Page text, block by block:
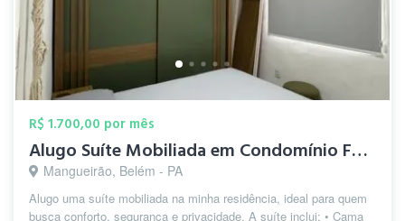
R$ 1.700,00 por mês
Alugo Suíte Mobiliada em Condomínio Fech...
Mangueirão, Belém - PA
Alugo uma suíte mobiliada na minha residência, ideal para quem
busca conforto, segurança e privacidade. A suíte inclui: • Cama